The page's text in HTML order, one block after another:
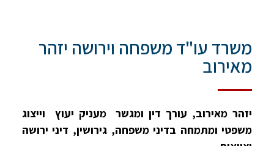
משרד עו"ד משפחה וירושה יזהר
מאירוב
יזהר מאירוב, עורך דין ומגשר מעניק יעוץ וייצוג
משפטי ומתמחה בדיני משפחה, גירושין, דיני ירושה